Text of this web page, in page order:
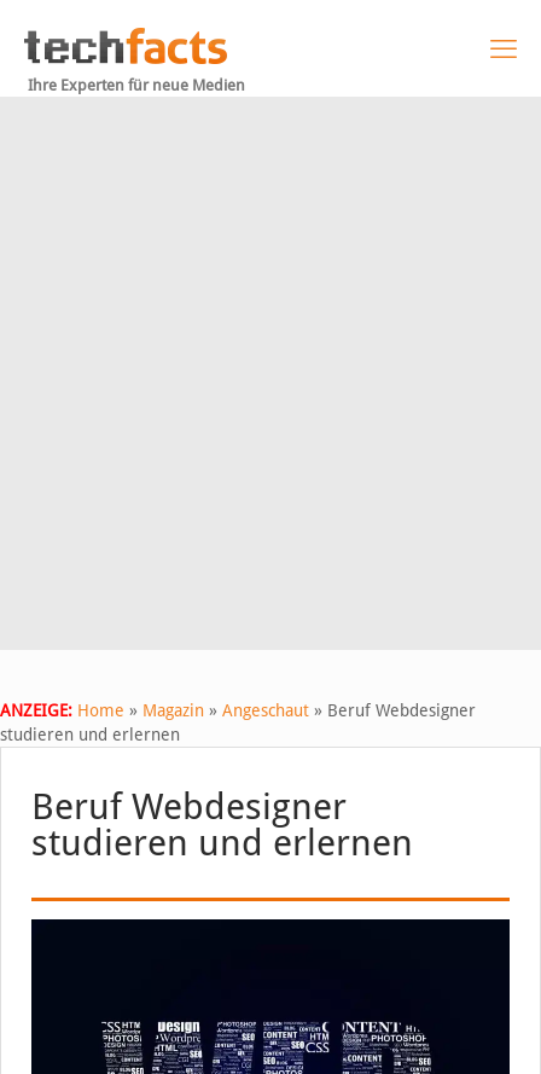
Ihre Experten für neue Medien
ANZEIGE: Home » Magazin » Angeschaut » Beruf Webdesigner
studieren und erlernen
Beruf Webdesigner
studieren und erlernen